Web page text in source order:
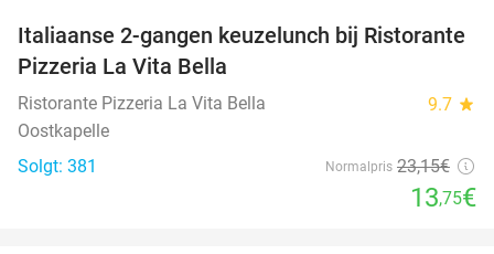
41%
Italiaanse 2-gangen keuzelunch bij Ristorante
Pizzeria La Vita Bella
Ristorante Pizzeria La Vita Bella 9.7 star
Oostkapelle
Solgt: 381
Normalpris 23,15€
13,75€